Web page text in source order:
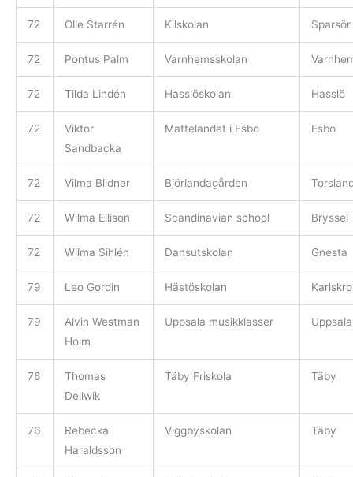
72 Olle Starrén Kilskolan Sparsör
72 Pontus Palm Varnhemsskolan
72 Tilda Lindén Hasslöskolan Hasslö
72
Viktor
Sandbacka
Mattelandet i Esbo Esbo
72 Vilma Blidner Björlandagården
72 Wilma Ellison Scandinavian school Bryssel
72 Wilma Sihlén Dansutskolan Gnesta
79 Leo Gordin Hästöskolan
79
Alvin Westman
Holm
Uppsala musikklasser Uppsala
76
Thomas
Dellwik
Täby Friskola Täby
76
Rebecka
Haraldsson
Viggbyskolan Täby